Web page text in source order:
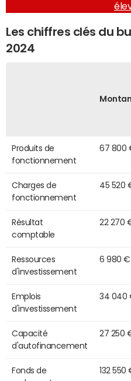
Les chiffres clés du
2024
Produits de
fonctionnement
67 800
Charges de
fonctionnement
45 520
Résultat
comptable
22 270
Ressources
d'investissement
6 980 €
Emplois
d'investissement
34 040
Capacité
d'autofinancement
27 250
Fonds de
132 550